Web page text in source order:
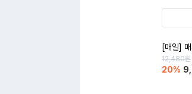
[매일]
12,480원
20%